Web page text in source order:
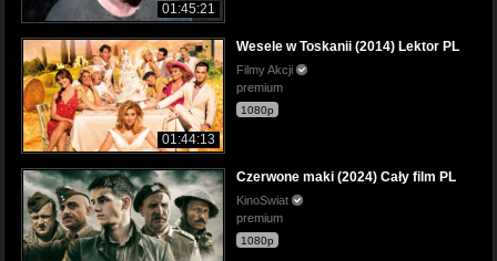
01:45:21
01:44:13
Wesele w Toskanii (2014) Lektor PL
Filmy Akcji
premium
1080p
Czerwone maki (2024) Cały film PL
KinoSwiat
premium
1080p